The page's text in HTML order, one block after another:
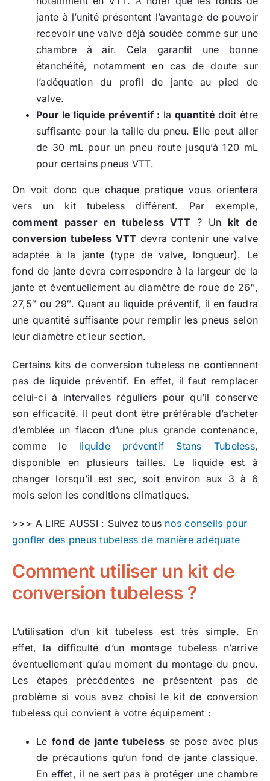
jante à l’unité présentent l’avantage de pouvoir
recevoir une valve déjà soudée comme sur une
chambre à air. Cela garantit une bonne
étanchéité, notamment en cas de doute sur
l’adéquation du profil de jante au pied de
valve.
Pour le liquide préventif : la quantité doit être
suffisante pour la taille du pneu. Elle peut aller
de 30 mL pour un pneu route jusqu’à 120 mL
pour certains pneus VTT.
On voit donc que chaque pratique vous orientera
vers un kit tubeless différent. Par exemple,
comment passer en tubeless VTT ? Un kit de
conversion tubeless VTT devra contenir une valve
adaptée à la jante (type de valve, longueur). Le
fond de jante devra correspondre à la largeur de la
jante et éventuellement au diamètre de roue de 26″,
27,5″ ou 29″. Quant au liquide préventif, il en faudra
une quantité suffisante pour remplir les pneus selon
leur diamètre et leur section.
Certains kits de conversion tubeless ne contiennent
pas de liquide préventif. En effet, il faut remplacer
celui-ci à intervalles réguliers pour qu’il conserve
son efficacité. Il peut dont être préférable d’acheter
d’emblée un flacon d’une plus grande contenance,
comme le liquide préventif Stans Tubeless,
disponible en plusieurs tailles. Le liquide est à
changer lorsqu’il est sec, soit environ aux 3 à 6
mois selon les conditions climatiques.
>>> A LIRE AUSSI : Suivez tous nos conseils pour
gonfler des pneus tubeless de manière adéquate
Comment utiliser un kit de
conversion tubeless ?
L’utilisation d’un kit tubeless est très simple. En
effet, la difficulté d’un montage tubeless n’arrive
éventuellement qu’au moment du montage du pneu.
Les étapes précédentes ne présentent pas de
problème si vous avez choisi le kit de conversion
tubeless qui convient à votre équipement :
Lefond de jante tubeless se pose avec plus
de précautions qu’un fond de jante classique.
En effet, il ne sert pas à protéger une chambre